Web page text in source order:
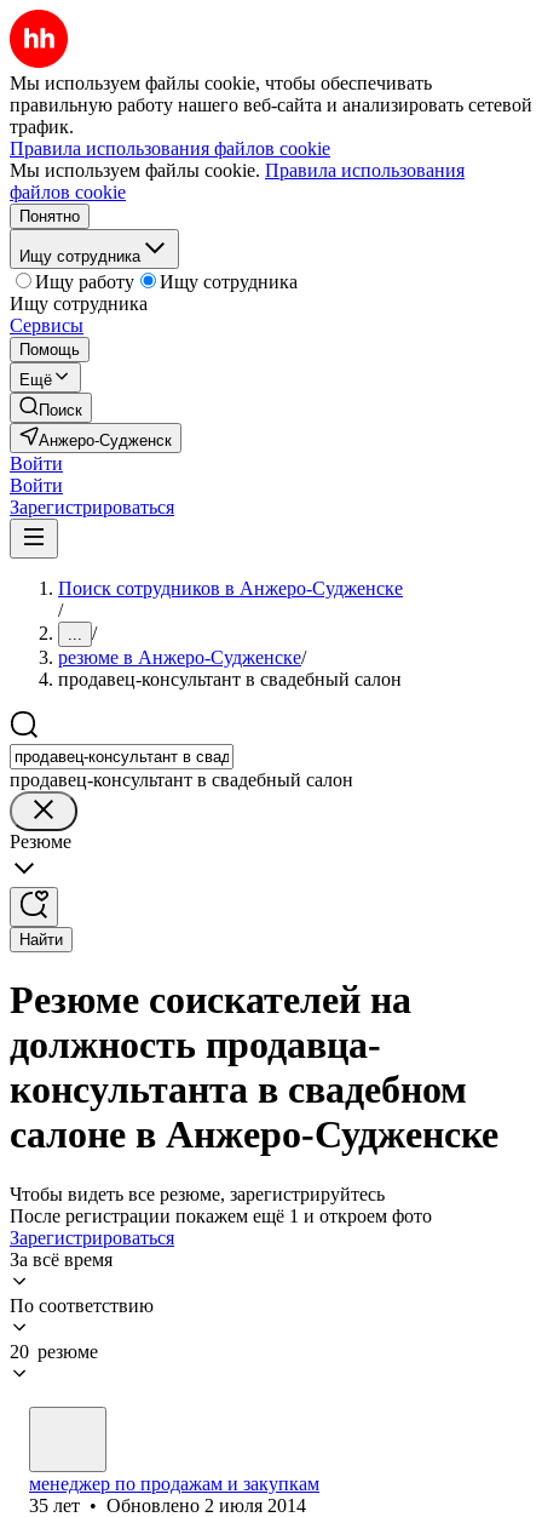
Мы используем файлы cookie, чтобы обеспечивать
правильную работу нашего веб-сайта и анализировать сетевой
трафик.
Правила использования файлов cookie
Мы используем файлы cookie. Правила использования
файлов cookie
Понятно
Ищу сотрудника
Ищу работу
Ищу сотрудника
Ищу сотрудника
Сервисы
Помощь
Ещё
Поиск
Анжеро-Судженск
Войти
Войти
Зарегистрироваться
Поиск сотрудников в Анжеро-Судженске
/
... /
резюме в Анжеро-Судженске/
продавец-консультант в свадебный салон
продавец-консультант в свадебный салон
Резюме
Найти
Резюме соискателей на
должность продавца-
консультанта в свадебном
салоне в Анжеро-Судженске
Чтобы видеть все резюме, зарегистрируйтесь
После регистрации покажем ещё 1 и откроем фото
Зарегистрироваться
За всё время
По соответствию
20 резюме
менеджер по продажам и закупкам
35 лет • Обновлено 2 июля 2014